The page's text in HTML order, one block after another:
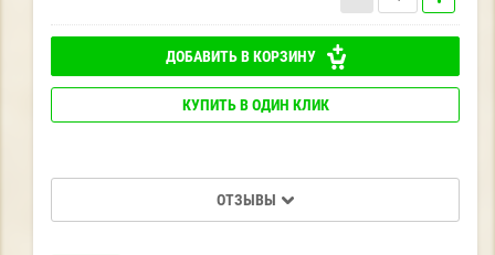
ДОБАВИТЬ В КОРЗИНУ
КУПИТЬ В ОДИН КЛИК
ОТЗЫВЫ